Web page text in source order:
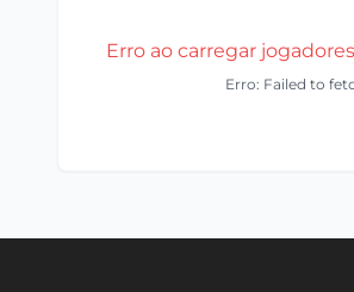
Erro ao carregar
Erro: Failed to